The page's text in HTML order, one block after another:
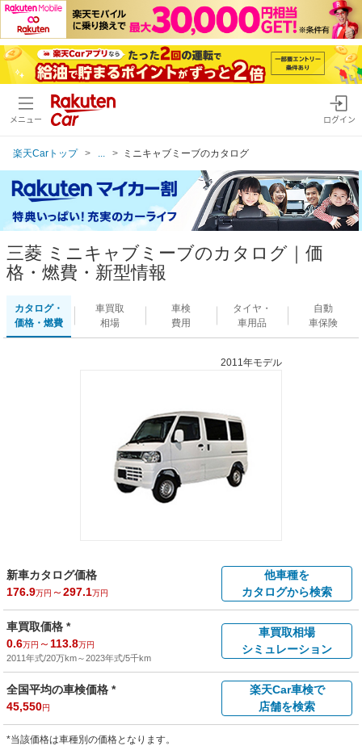
メニュー ログイン
楽天Carトップ ミニキャブミーブのカタログ
三菱 ミニキャブミーブのカタログ｜価
格・燃費・新型情報
カタログ・
価格・燃費
車買取
相場
車検
費用
タイヤ・
車用品
自動
車保険
2011年モデル
新車カタログ価格
176.9万円 ～297.1万円
他車種を
カタログから検索
車買取価格 *
0.6万円 ～ 113.8万円
2011年式/20万km～2023年式/5千km
車買取相場
シミュレーション
全国平均の車検価格 *
45,550円
楽天Car車検で
店舗を検索
*当該価格は車種別の価格となります。